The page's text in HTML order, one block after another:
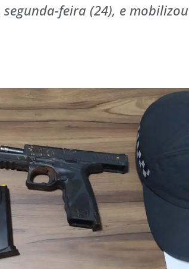
feira (24), e